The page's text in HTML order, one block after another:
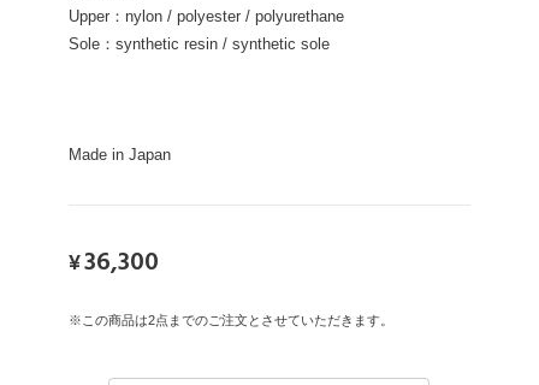
Upper：nylon / polyester / polyurethane
Sole：synthetic resin / synthetic sole
Made in Japan
¥36,300
※この商品は2点までのご注文とさせていただきます。